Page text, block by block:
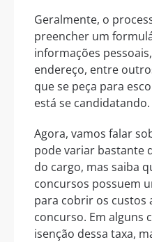
Geralmente, o
preencher um
informações
endereço, entre
que se peça para
está se candidatando.
Agora, vamos falar
pode variar bastante
do cargo, mas saiba
concursos possuem
para cobrir os custos
concurso. Em alguns
isenção dessa taxa,